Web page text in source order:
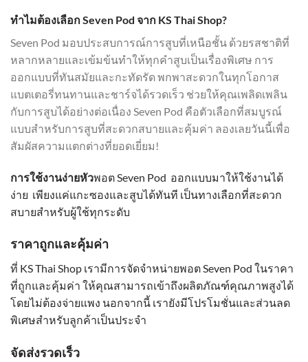
ทำไมต้องเลือก Seven Pod จาก KS Thai Shop?
Seven Pod มอบประสบการณ์การสูบที่เหนือชั้น ด้วยรสชาติที่
หลากหลายและเข้มข้นทำให้ทุกคำสูบเป็นเรื่องพิเศษ การ
ออกแบบที่ทันสมัยและกะทัดรัด พกพาสะดวกในทุกโอกาส
แบตเตอรี่ทนทานและชาร์จได้รวดเร็ว ช่วยให้คุณเพลิดเพลิน
กับการสูบได้อย่างต่อเนื่อง Seven Pod คือตัวเลือกที่สมบูรณ์
แบบสำหรับการสูบที่สะดวกสบายและคุ้มค่า ลองเลยวันนี้เพื่อ
สัมผัสความแตกต่างที่ยอดเยี่ยม!
การใช้งานง่ายหัวพอต Seven Pod ออกแบบมาให้ใช้งานได้
ง่าย เพียงแค่แกะซองและสูบได้ทันที เป็นทางเลือกที่สะดวก
สบายสำหรับผู้ใช้ทุกระดับ
ราคาถูกและคุ้มค่า
ที่ KS Thai Shop เรามีการจัดจำหน่ายพอต Seven Pod ในราคา
ที่ถูกและคุ้มค่า ให้คุณสามารถเข้าถึงผลิตภัณฑ์คุณภาพสูงได้
โดยไม่ต้องจ่ายแพง นอกจากนี้ เรายังมีโปรโมชั่นและส่วนลด
พิเศษสำหรับลูกค้าเป็นประจำ
จัดส่งรวดเร็ว